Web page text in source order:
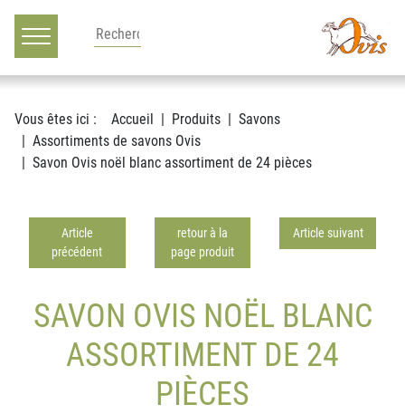
Main navigation
Voir le contenu
Vous êtes ici : Accueil Produits
Savons
Assortiments de savons Ovis
Savon Ovis noël blanc assortiment de 24 pièces
Article
précédent
retour à la
page produit
Article suivant
SAVON OVIS NOËL BLANC
ASSORTIMENT DE 24
PIÈCES